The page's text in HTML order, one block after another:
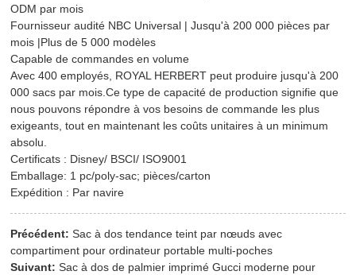
ODM par mois
Fournisseur audité NBC Universal | Jusqu'à 200 000 pièces par
mois |Plus de 5 000 modèles
Capable de commandes en volume
Avec 400 employés, ROYAL HERBERT peut produire jusqu'à 200
000 sacs par mois.Ce type de capacité de production signifie que
nous pouvons répondre à vos besoins de commande les plus
exigeants, tout en maintenant les coûts unitaires à un minimum
absolu.
Certificats : Disney/ BSCI/ ISO9001
Emballage: 1 pc/poly-sac; pièces/carton
Expédition : Par navire
Précédent: Sac à dos tendance teint par nœuds avec
compartiment pour ordinateur portable multi-poches
Suivant: Sac à dos de palmier imprimé Gucci moderne pour